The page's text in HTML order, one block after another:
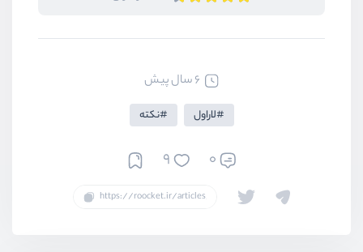
6 سال پیش
لاراول نکته
0
9